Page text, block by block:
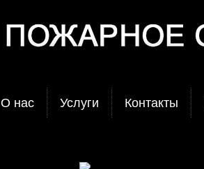
О нас Услуги Контакты